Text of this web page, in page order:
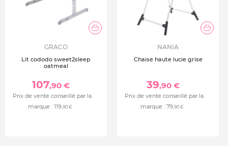
GRACO
Lit cododo sweet2sleep
oatmeal
107,90 €
Prix de vente conseillé par la
marque : 119,90 €
NANIA
Chaise haute lucie grise
39,90 €
Prix de vente conseillé par la
marque : 79,90 €